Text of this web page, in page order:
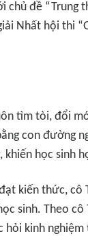
đề “Trung
Nhất hội thi
tìm tòi, đổi
con đường
khiến học sinh
kiến thức,
sinh. Theo
kinh